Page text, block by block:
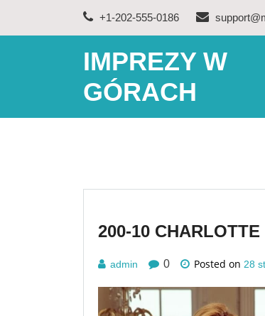
+1-202-555-0186
IMPREZY W
GÓRACH
200-10
admin 0 Posted on 28